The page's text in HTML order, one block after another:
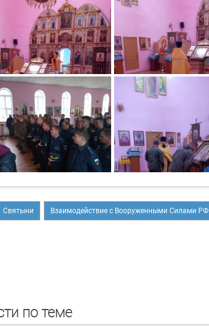
Святыни Взаимодействие с Вооруженными Силами РФ
по теме